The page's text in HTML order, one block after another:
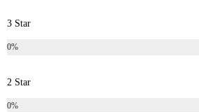
3 Star
0%
2 Star
0%